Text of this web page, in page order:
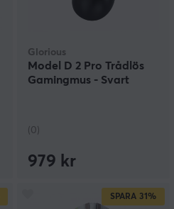
Glorious
Model D 2 Pro Trådlös
Gamingmus - Svart
(0)
979 kr
SPARA 31%